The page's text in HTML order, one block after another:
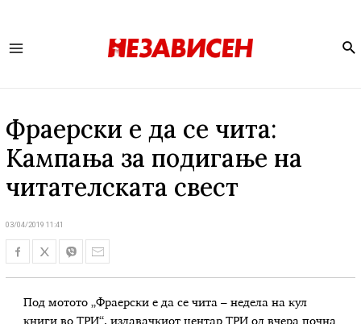
Фраерски е да се чита:
Кампања за подигање на
читателската свест
03/04/2019 11:41
Под мотото „Фраерски е да се чита – недела на кул
книги во ТРИ“, издавачкиот центар ТРИ од вчера почна